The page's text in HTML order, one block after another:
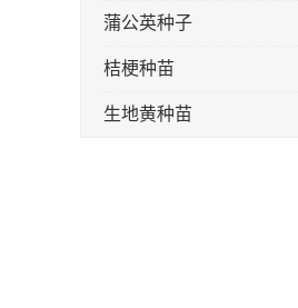
蒲公英种子
桔梗种苗
生地黄种苗